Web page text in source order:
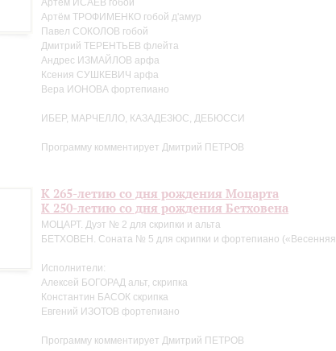
Артём ИСАЕВ гобой
Артём ТРОФИМЕНКО гобой д'амур
Павел СОКОЛОВ гобой
Дмитрий ТЕРЕНТЬЕВ флейта
Андрес ИЗМАЙЛОВ арфа
Ксения СУШКЕВИЧ арфа
Вера ИОНОВА фортепиано
ИБЕР, МАРЧЕЛЛО, КАЗАДЕЗЮС, ДЕБЮССИ
Программу комментирует Дмитрий ПЕТРОВ
К 265-летию со дня рождения Моцарта
К 250-летию со дня рождения Бетховена
МОЦАРТ. Дуэт № 2 для скрипки и альта
БЕТХОВЕН. Соната № 5 для скрипки и фортепиано
Исполнители:
Алексей БОГОРАД альт, скрипка
Константин БАСОК скрипка
Евгений ИЗОТОВ фортепиано
Программу комментирует Дмитрий ПЕТРОВ